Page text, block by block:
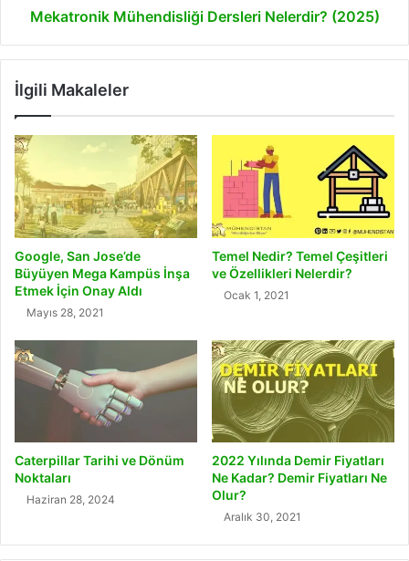
Mekatronik Mühendisliği Dersleri Nelerdir? (2025)
İlgili Makaleler
Google, San Jose’de
Büyüyen Mega Kampüs İnşa
Etmek İçin Onay Aldı
Mayıs 28, 2021
Temel Nedir? Temel Çeşitleri
ve Özellikleri Nelerdir?
Ocak 1, 2021
Caterpillar Tarihi ve Dönüm
Noktaları
Haziran 28, 2024
2022 Yılında Demir Fiyatları
Ne Kadar? Demir Fiyatları Ne
Olur?
Aralık 30, 2021